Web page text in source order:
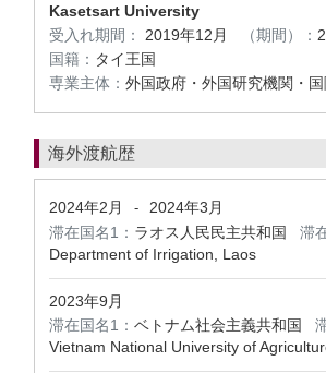
Kasetsart University
受入れ期間：
2019年12月 （期間）：
国籍： タイ王国
専業主体： 外国政府・外国研究機関・
海外渡航歴
2024年2月 -
2024年3月
滞在国名1： ラオス人民民主共和国 滞
Department of Irrigation, Laos
2023年9月
滞在国名1： ベトナム社会主義共和国
Vietnam National University of